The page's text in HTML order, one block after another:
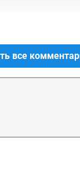
все